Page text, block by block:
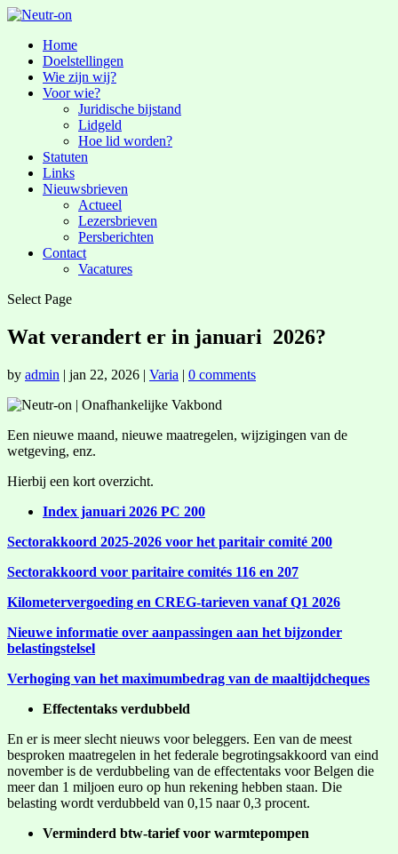
Home
Doelstellingen
Wie zijn wij?
Voor wie?
Juridische bijstand
Lidgeld
Hoe lid worden?
Statuten
Links
Nieuwsbrieven
Actueel
Lezersbrieven
Persberichten
Contact
Vacatures
Select Page
Wat verandert er in januari 2026?
by admin | jan 22, 2026 | Varia | 0 comments
Een nieuwe maand, nieuwe maatregelen, wijzigingen van de
wetgeving, enz.
Hierbij een kort overzicht.
Index januari 2026 PC 200
Sectorakkoord 2025-2026 voor het paritair comité 200
Sectorakkoord voor paritaire comités 116 en 207
Kilometervergoeding en CREG-tarieven vanaf Q1 2026
Nieuwe informatie over aanpassingen aan het bijzonder
belastingstelsel
Verhoging van het maximumbedrag van de maaltijdcheques
Effectentaks verdubbeld
En er is meer slecht nieuws voor beleggers. Een van de meest
besproken maatregelen in het federale begrotingsakkoord van eind
november is de verdubbeling van de effectentaks voor Belgen die
meer dan 1 miljoen euro op hun rekening hebben staan. Die
belasting wordt verdubbeld van 0,15 naar 0,3 procent.
Verminderd btw-tarief voor warmtepompen